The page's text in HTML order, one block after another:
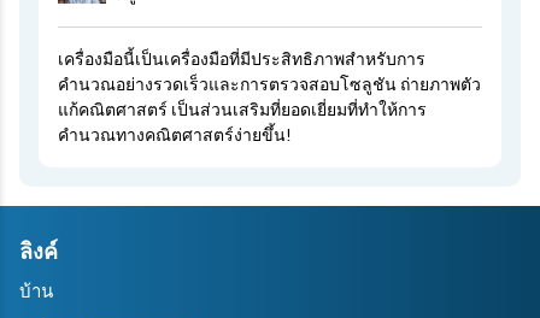
เครื่องมือนี้เป็นเครื่องมือที่มีประสิทธิภาพสำหรับการ
คำนวณอย่างรวดเร็วและการตรวจสอบโซลูชัน ถ่ายภาพตัว
แก้คณิตศาสตร์ เป็นส่วนเสริมที่ยอดเยี่ยมที่ทำให้การ
คำนวณทางคณิตศาสตร์ง่ายขึ้น!
ลิงค์
บ้าน